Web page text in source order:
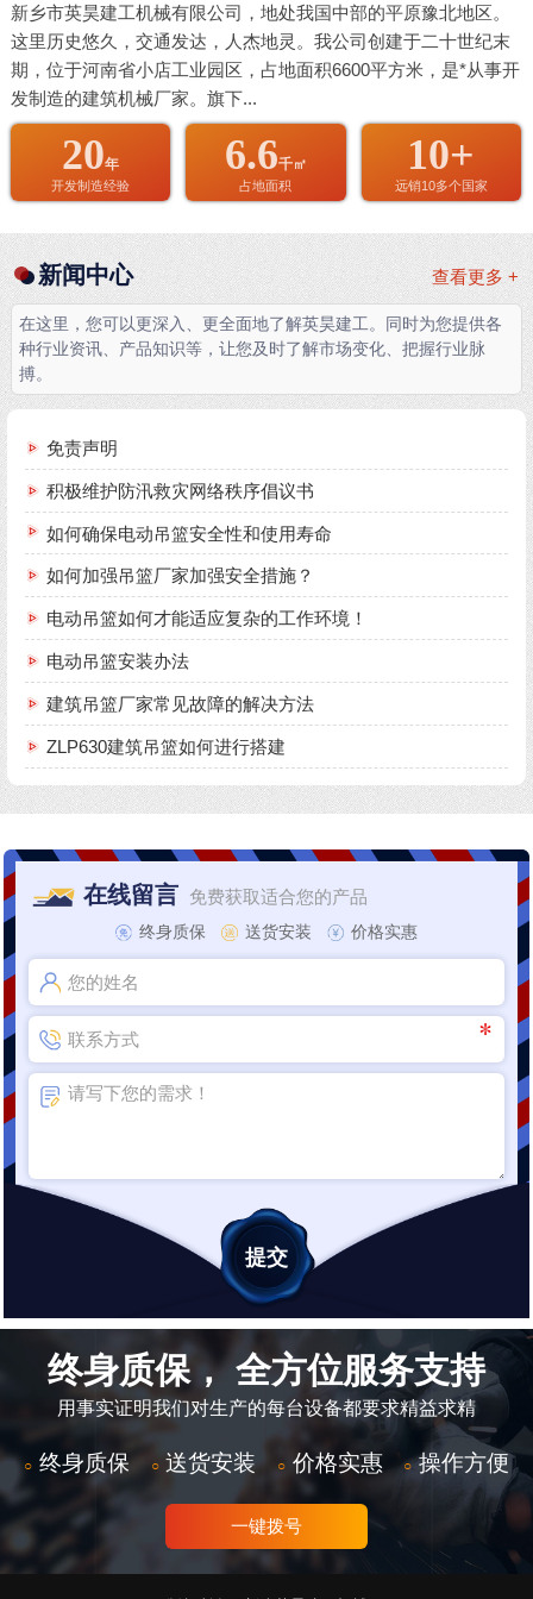
新乡市英昊建工机械有限公司，地处我国中部的平原豫北地区。
这里历史悠久，交通发达，人杰地灵。我公司创建于二十世纪末
期，位于河南省小店工业园区，占地面积6600平方米，是*从事开
发制造的建筑机械厂家。旗下...
20年
开发制造经验
6.6千㎡
占地面积
10+
远销10多个国家
查看更多 +
新闻中心
在这里，您可以更深入、更全面地了解英昊建工。同时为您提供各
种行业资讯、产品知识等，让您及时了解市场变化、把握行业脉
搏。
免责声明
积极维护防汛救灾网络秩序倡议书
如何确保电动吊篮安全性和使用寿命
如何加强吊篮厂家加强安全措施？
电动吊篮如何才能适应复杂的工作环境！
电动吊篮安装办法
建筑吊篮厂家常见故障的解决方法
ZLP630建筑吊篮如何进行搭建
在线留言 免费获取适合您的产品
终身质保 送货安装 价格实惠
终身质保， 全方位服务支持
用事实证明我们对生产的每台设备都要求精益求精
○ 终身质保 ○ 送货安装 ○ 价格实惠 ○ 操作方便
一键拨号